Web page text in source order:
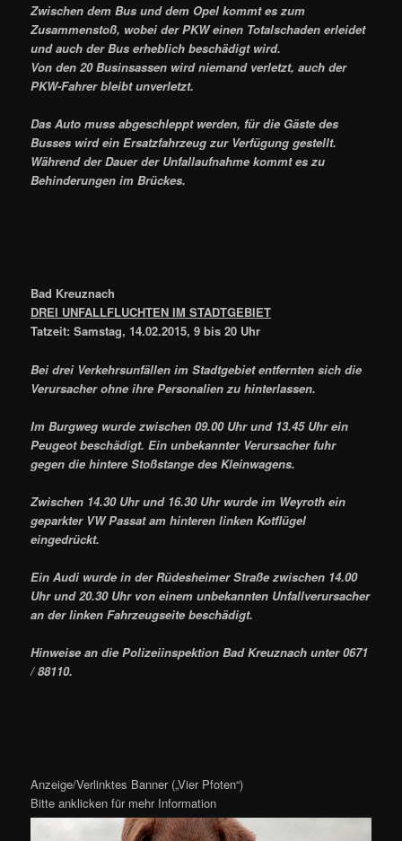
Zwischen dem Bus und dem Opel kommt es zum
Zusammenstoß, wobei der PKW einen Totalschaden erleidet
und auch der Bus erheblich beschädigt wird.
Von den 20 Businsassen wird niemand verletzt, auch der
PKW-Fahrer bleibt unverletzt.
Das Auto muss abgeschleppt werden, für die Gäste des
Busses wird ein Ersatzfahrzeug zur Verfügung gestellt.
Während der Dauer der Unfallaufnahme kommt es zu
Behinderungen im Brückes.
Bad Kreuznach
DREI UNFALLFLUCHTEN IM STADTGEBIET
Tatzeit: Samstag, 14.02.2015, 9 bis 20 Uhr
Bei drei Verkehrsunfällen im Stadtgebiet entfernten sich die
Verursacher ohne ihre Personalien zu hinterlassen.
Im Burgweg wurde zwischen 09.00 Uhr und 13.45 Uhr ein
Peugeot beschädigt. Ein unbekannter Verursacher fuhr
gegen die hintere Stoßstange des Kleinwagens.
Zwischen 14.30 Uhr und 16.30 Uhr wurde im Weyroth ein
geparkter VW Passat am hinteren linken Kotflügel
eingedrückt.
Ein Audi wurde in der Rüdesheimer Straße zwischen 14.00
Uhr und 20.30 Uhr von einem unbekannten Unfallverursacher
an der linken Fahrzeugseite beschädigt.
Hinweise an die Polizeiinspektion Bad Kreuznach unter 0671
/ 88110.
Anzeige/Verlinktes Banner („Vier Pfoten“)
Bitte anklicken für mehr Information